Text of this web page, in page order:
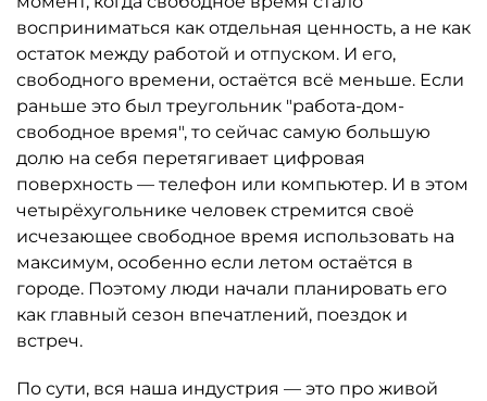
восприниматься как отдельная ценность, а не как
остаток между работой и отпуском. И его,
свободного времени, остаётся всё меньше. Если
раньше это был треугольник "работа-дом-
свободное время", то сейчас самую большую
долю на себя перетягивает цифровая
поверхность — телефон или компьютер. И в этом
четырёхугольнике человек стремится своё
исчезающее свободное время использовать на
максимум, особенно если летом остаётся в
городе. Поэтому люди начали планировать его
как главный сезон впечатлений, поездок и
встреч.
По сути, вся наша индустрия — это про живой